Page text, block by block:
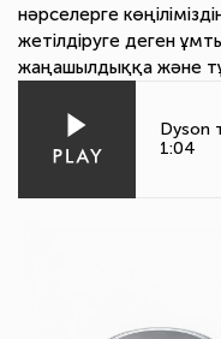
нәрселерге
жетілдіруге деген
жаңашылдыққа және
Dyson
1:04